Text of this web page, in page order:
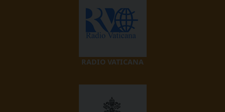
RADIO VATICANA